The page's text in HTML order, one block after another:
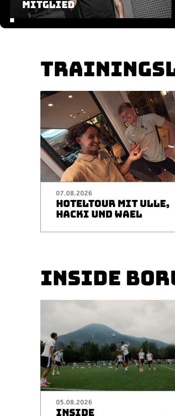
MITGLIED
07.08.2026
HOTELTOUR MIT ULLE,
HACKI UND WAEL
INSIDE
05.08.2026
INSIDE